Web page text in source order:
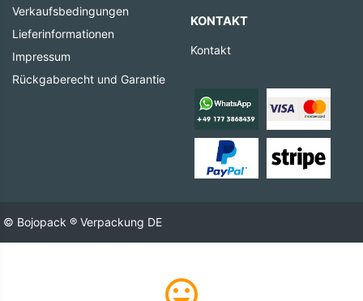
Verkaufsbedingungen
Lieferinformationen
Impressum
Rückgaberecht und Garantie
KONTAKT
Kontakt
© Bojopack ® Verpackung DE